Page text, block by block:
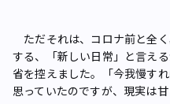
ただそれは、コロナ前と全
する、「新しい日常」と言え
省を控えました。「今我慢す
思っていたのですが、現実は甘